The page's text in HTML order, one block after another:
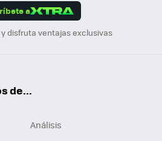
a
disfruta ventajas exclusivas
de...
Análisis